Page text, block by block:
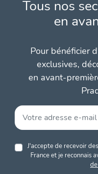
Tous nos
en
Pour bénéficier
exclusives,
en avant-
J'accepte de recevoir
France et je reconnais